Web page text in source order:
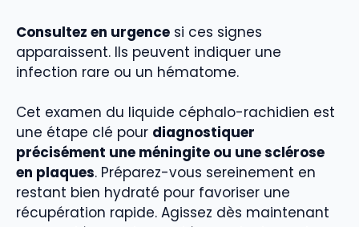
Consultez en urgence si ces signes
apparaissent. Ils peuvent indiquer une
infection rare ou un hématome.
Cet examen du liquide céphalo-rachidien est
une étape clé pour diagnostiquer
précisément une méningite ou une sclérose
en plaques. Préparez-vous sereinement en
restant bien hydraté pour favoriser une
récupération rapide. Agissez dès maintenant